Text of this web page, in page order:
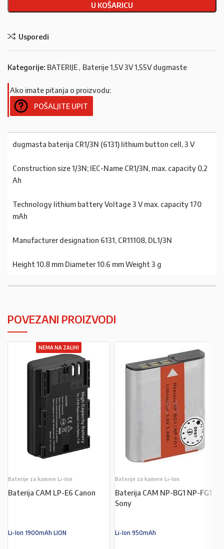
U KOŠARICU
Usporedi
Kategorije: BATERIJE, Baterije 1,5V 3V 1,55V dugmaste
Ako imate pitanja o proizvodu:
POŠALJITE UPIT
dugmasta baterija CR1/3N (6131) lithium button cell, 3 V
Construction size 1/3N; IEC-Name CR1/3N, max. capacity 0,2
Ah
Technology lithium battery Voltage 3 V max. capacity 170
mAh
Manufacturer designation 6131, CR11108, DL1/3N
Height 10.8 mm Diameter 10.6 mm Weight 3 g
POVEZANI PROIZVODI
NEMA NA ZALIHI
Baterije za kamere Li-Ion
Baterija CAM LP-E6 Canon
Li-Ion 1900mAh LION
Baterije za kamere Li-Ion
Baterija CAM NP-BG1 NP-FG1
Sony
Li-Ion 950mAh